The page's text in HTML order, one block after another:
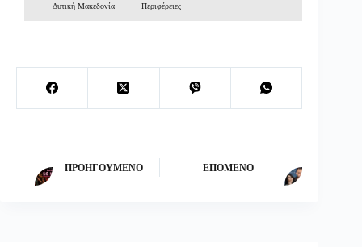
Δυτική Μακεδονία Περιφέρειες
ΠΡΟΗΓΟΎΜΕΝΟ ΕΠΌΜΕΝΟ